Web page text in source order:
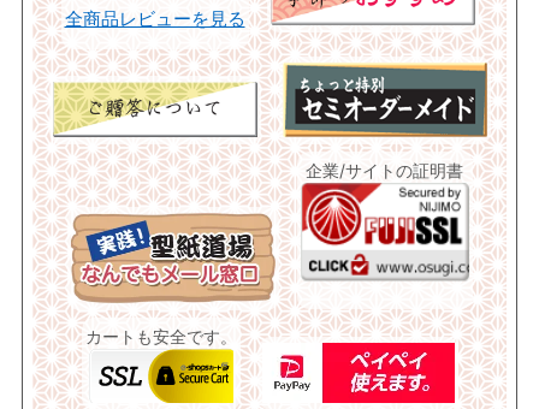
全商品レビューを見る
企業/サイトの証明書
カートも安全です。